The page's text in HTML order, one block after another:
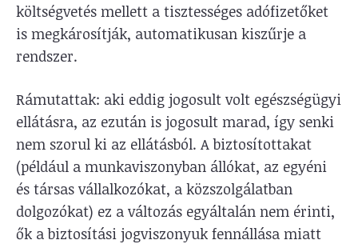
költségvetés mellett a tisztességes adófizetőket
is megkárosítják, automatikusan kiszűrje a
rendszer.
Rámutattak: aki eddig jogosult volt egészségügyi
ellátásra, az ezután is jogosult marad, így senki
nem szorul ki az ellátásból. A biztosítottakat
(például a munkaviszonyban állókat, az egyéni
és társas vállalkozókat, a közszolgálatban
dolgozókat) ez a változás egyáltalán nem érinti,
ők a biztosítási jogviszonyuk fennállása miatt